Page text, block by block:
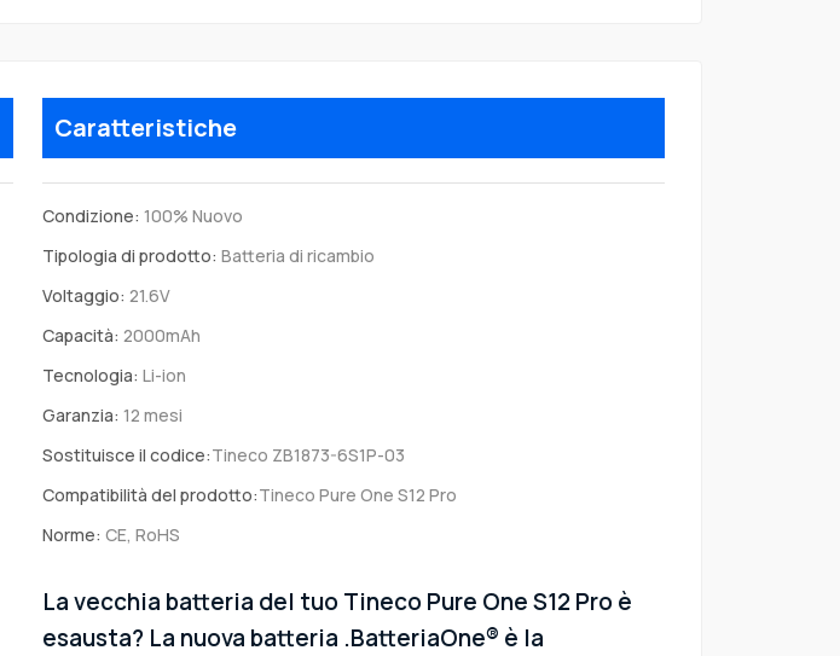
Caratteristiche
Condizione: 100% Nuovo
Tipologia di prodotto: Batteria di ricambio
Voltaggio: 21.6V
Capacità: 2000mAh
Tecnologia: Li-ion
Garanzia: 12 mesi
Sostituisce il codice:Tineco ZB1873-6S1P-03
Compatibilità del prodotto:Tineco Pure One S12 Pro
Norme: CE, RoHS
La vecchia batteria del tuo Tineco Pure One S12 Pro è
esausta? La nuova batteria .BatteriaOne® è la